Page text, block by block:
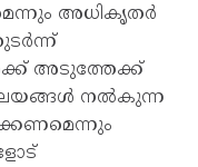
അധികൃതര്‍
അടുത്തേക്ക്
നല്‍കുന്ന